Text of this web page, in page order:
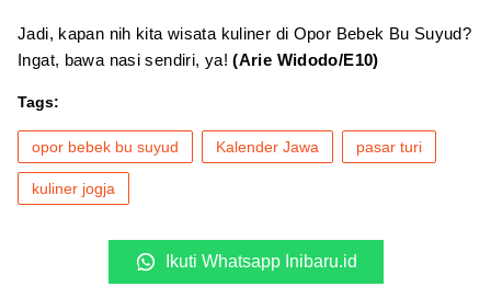
Jadi, kapan nih kita wisata kuliner di Opor Bebek Bu Suyud?
Ingat, bawa nasi sendiri, ya!(Arie Widodo/E10)
Tags:
opor bebek bu suyud Kalender Jawa pasar turi
kuliner jogja
Ikuti Whatsapp Inibaru.id